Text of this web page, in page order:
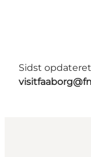
Sidst